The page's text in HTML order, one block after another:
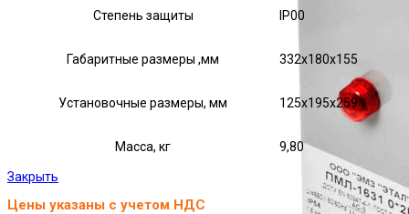
Степень защиты IP00
Габаритные размеры ,мм 332х180х155
Установочные размеры, мм 125х195х259
Масса, кг 9,80
Закрыть
Цены указаны с учетом НДС